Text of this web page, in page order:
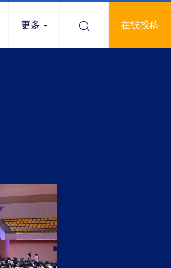
更多 在线投稿